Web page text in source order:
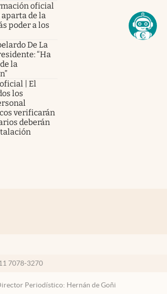
oficial
aparta de la
poder a los
De La
“Ha
la
| El
los
verificarán
deberán
7078-3270
Periodístico: Hernán de Goñi